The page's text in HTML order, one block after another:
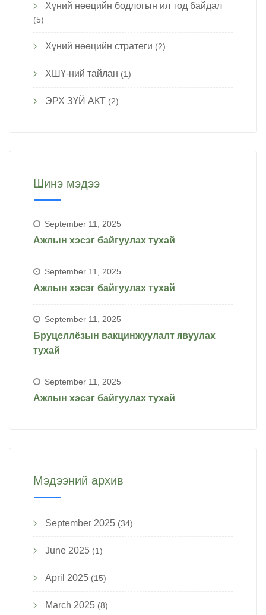
Хүний нөөцийн бодлогын ил тод байдал
(5)
Хүний нөөцийн стратеги (2)
ХШҮ-ний тайлан (1)
ЭРХ ЗҮЙ АКТ (2)
Шинэ мэдээ
September 11, 2025
Ажлын хэсэг байгуулах тухай
September 11, 2025
Ажлын хэсэг байгуулах тухай
September 11, 2025
Бруцеллёзын вакцинжуулалт явуулах
тухай
September 11, 2025
Ажлын хэсэг байгуулах тухай
Мэдээний архив
September 2025 (34)
June 2025 (1)
April 2025 (15)
March 2025 (8)